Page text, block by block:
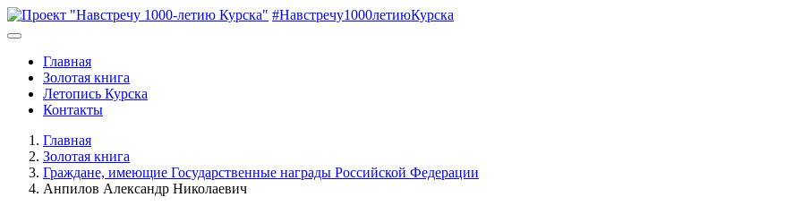
#Навстречу1000летиюКурска
Главная
Золотая книга
Летопись Курска
Контакты
Главная
Золотая книга
Граждане, имеющие Государственные награды Российской Федерации
Анпилов Александр Николаевич